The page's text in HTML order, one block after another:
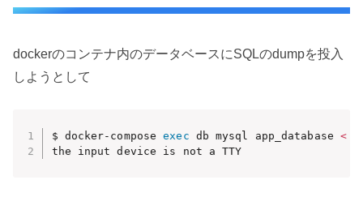
dockerのコンテナ内のデータベースにSQLのdumpを投入
しようとして
$ docker-compose exec db mysql app_database <
the input device is not a TTY